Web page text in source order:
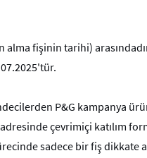
alma fişinin tarihi)
P&G kampanya
çevrimiçi katılım
sadece bir fiş dikkate